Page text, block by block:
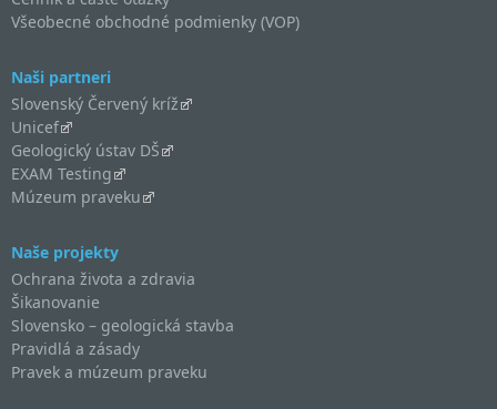
Všeobecné obchodné podmienky (VOP)
Naši partneri
Slovenský Červený kríž
Unicef
Geologický ústav DŠ
EXAM Testing
Múzeum praveku
Naše projekty
Ochrana života a zdravia
Šikanovanie
Slovensko – geologická stavba
Pravidlá a zásady
Pravek a múzeum praveku